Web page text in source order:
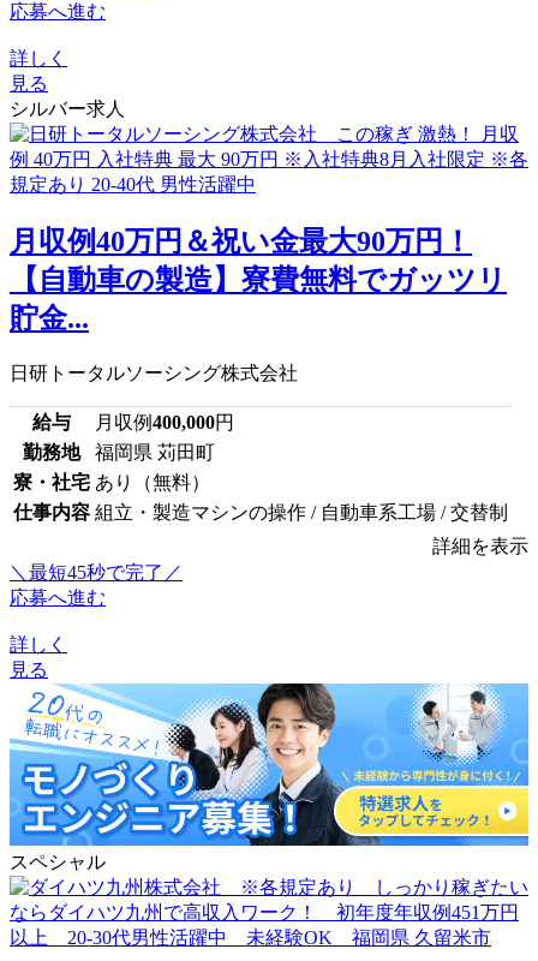
応募へ進む
詳しく
見る
シルバー求人
月収例40万円＆祝い金最大90万円！
【自動車の製造】寮費無料でガッツリ
貯金...
日研トータルソーシング株式会社
給与 月収例400,000円
勤務地
福岡県 苅田町
寮・社宅 あり（無料）
仕事内容 組立・製造マシンの操作 / 自動車系工場 / 交替制
詳細を表示
＼最短45秒で完了／
応募へ進む
詳しく
見る
スペシャル